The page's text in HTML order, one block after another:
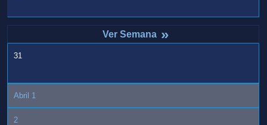
»
31
Abril 1
2